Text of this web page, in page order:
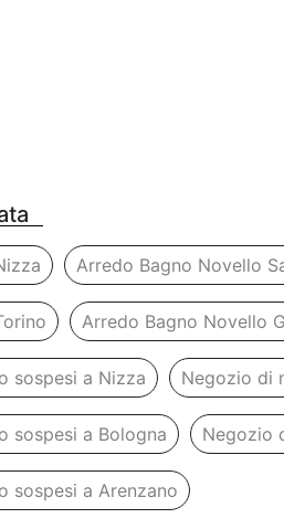
Arredo Bagno Novello
Arredo Bagno Novello
sospesi a Nizza Negozio di
sospesi a Bologna Negozio
sospesi a Arenzano